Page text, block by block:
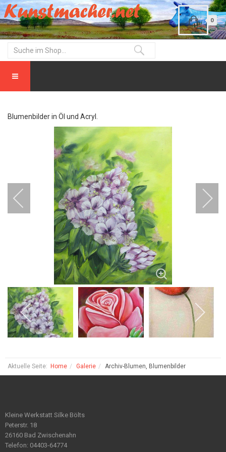
0
Blumenbilder in Öl und Acryl.
Aktuelle Seite: Home Galerie Archiv-Blumen, Blumenbilder
Kleine Werkstatt Silke Bölts
Peterstr. 18
26160 Bad Zwischenahn
Telefon: 04403-64774